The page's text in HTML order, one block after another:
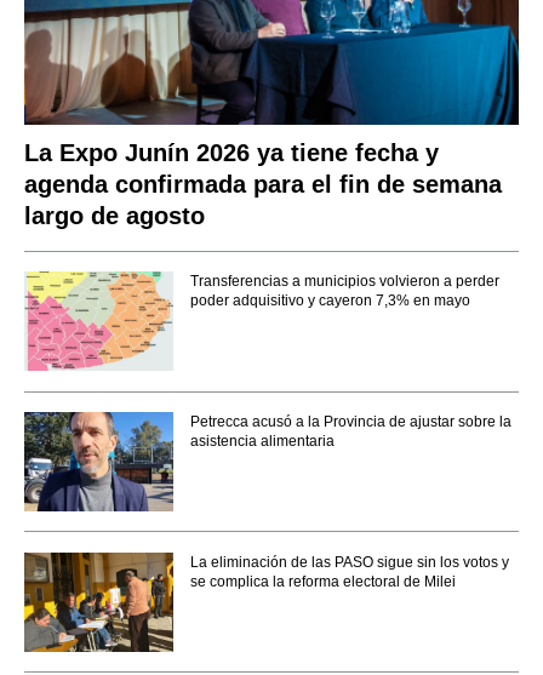
La Expo Junín 2026 ya tiene fecha y
agenda confirmada para el fin de semana
largo de agosto
Transferencias a municipios volvieron a perder
poder adquisitivo y cayeron 7,3% en mayo
Petrecca acusó a la Provincia de ajustar sobre la
asistencia alimentaria
La eliminación de las PASO sigue sin los votos y
se complica la reforma electoral de Milei